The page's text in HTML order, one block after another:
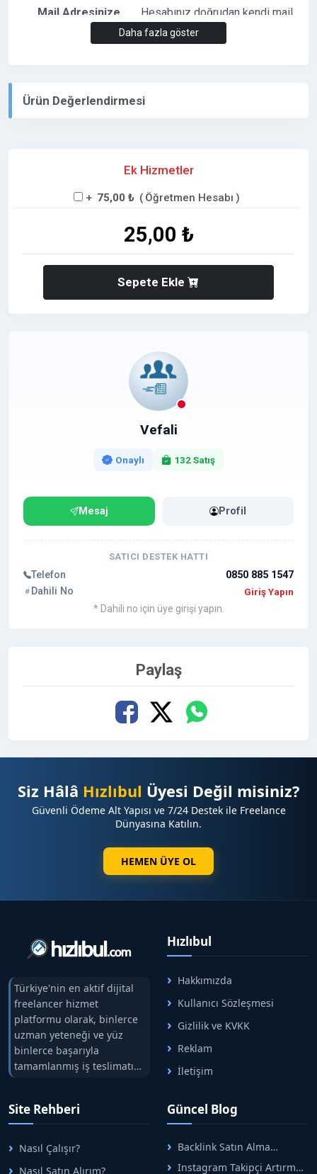
Mail Adresinize
Özel Tanımlama:
Hesabınız doğrudan kendi mail
adresinize tanımlanır.
Kolay ve
Hesap alım süreciniz hızlı ve
tasarımlar yapmanızı sağlayan birçok araç ve özellik
Arka plan temizleyici
Sınırsız klasör oluşturma ve organize etme
Siz de hemen ömür boyu garantili Canva Pro
Not* +75 TL ile Öğretmen hesabı satın alabilirsiniz.
Daha fazla göster
Ürün Değerlendirmesi
Ek Hizmetler
+ 75,00 ₺ ( Öğretmen Hesabı )
25,00 ₺
Sepete Ekle
Vefali
Onaylı 132 Satış
Mesaj Profil
SATICI DESTEK HATTI
Telefon
0850 885 1547
Dahili No
Giriş Yapın
* Dahili no için üye girişi yapın.
Paylaş
Siz Hâlâ Hızlıbul Üyesi Değil misiniz?
Güvenli Ödeme Alt Yapısı ve 7/24 Destek ile Freelance
Dünyasına Katılın.
HEMEN ÜYE OL
Türkiye'nin en aktif dijital
freelancer hizmet
platformu olarak, binlerce
uzman yeteneği ve yüz
binlerce başarıyla
tamamlanmış iş teslimatını
tek çatıda buluşturuyoruz.
arasındaki süreci risksiz
alışveriş sistemi ile koruyan
ticaretin güvenli
adreslerinden birisidir.
Hızlıbul
Hakkımızda
Kullanıcı Sözleşmesi
Gizlilik ve KVKK
Reklam
İletişim
Site Rehberi
Nasıl Çalışır?
Nasıl Satın Alırım?
Güncel Blog
Backlink Satın Alma
Rehberi: Güvenli SEO İçin
Instagram Takipçi Artırma